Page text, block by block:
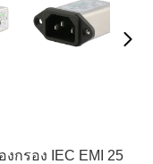
รอง IEC EMI 25